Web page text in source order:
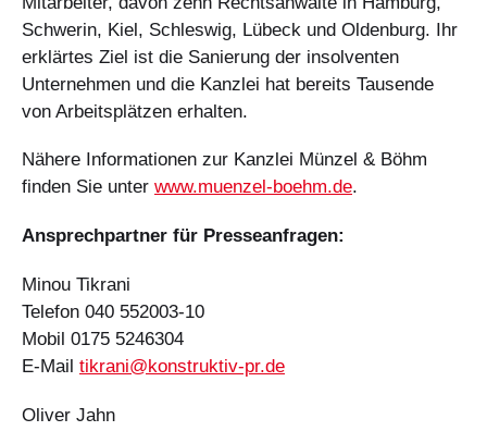
Schwerin, Kiel, Schleswig, Lübeck und Oldenburg. Ihr
erklärtes Ziel ist die Sanierung der insolventen
Unternehmen und die Kanzlei hat bereits Tausende
von Arbeitsplätzen erhalten.
Nähere Informationen zur Kanzlei Münzel & Böhm
finden Sie unter www.muenzel-boehm.de.
Ansprechpartner für Presseanfragen:
Minou Tikrani
Telefon 040 552003-10
Mobil 0175 5246304
E-Mail tikrani@konstruktiv-pr.de
Oliver Jahn